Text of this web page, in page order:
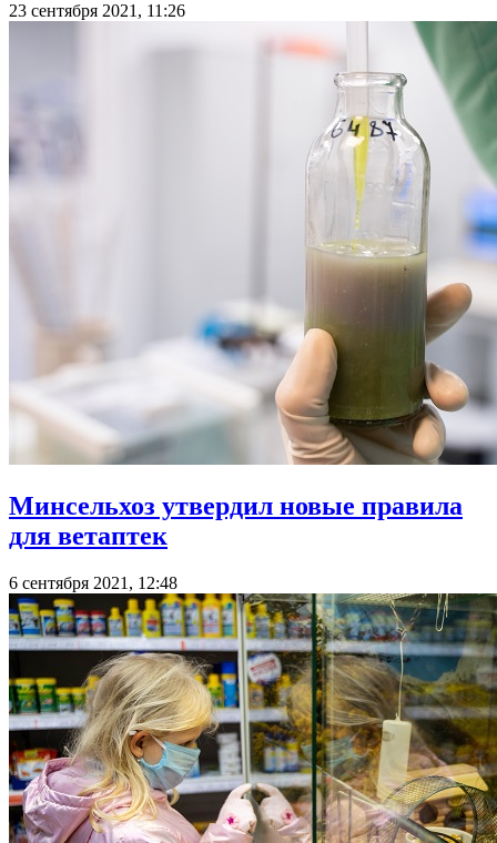
23 сентября 2021, 11:26
Минсельхоз утвердил новые правила
для ветаптек
6 сентября 2021, 12:48